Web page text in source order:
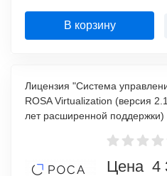
В корзину
Лицензия "Система
ROSA Virtualization (версия
лет расширенной поддержки)
Цена 4